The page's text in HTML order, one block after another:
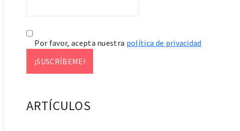
Por favor, acepta nuestra política de privacidad
ARTÍCULOS